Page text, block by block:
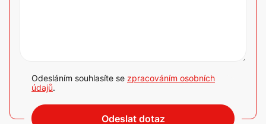
Odesláním souhlasíte se zpracováním osobních
údajů.
Odeslat dotaz